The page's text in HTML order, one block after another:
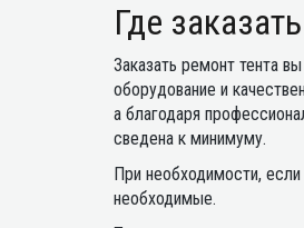
Где
Заказать ремонт тента
оборудование и
а благодаря
сведена к минимуму.
При необходимости,
необходимые.